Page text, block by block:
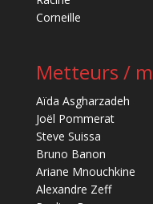
Corneille
Metteurs /
Aïda Asgharzadeh
Joël Pommerat
Steve Suissa
Bruno Banon
Ariane Mnouchkine
Alexandre Zeff